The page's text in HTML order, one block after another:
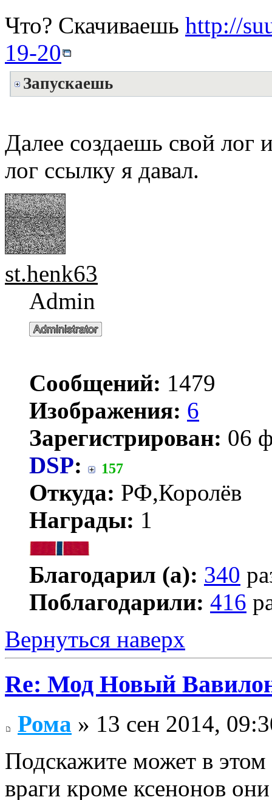
Что? Скачиваешь http://
19-20
Запускаешь
Далее создаешь свой лог
лог ссылку я давал.
st.henk63
Admin
Сообщений: 1479
Изображения: 6
Зарегистрирован: 06
DSP: 157
Откуда: РФ,Королёв
Награды: 1
Благодарил (а): 340
Поблагодарили: 416
Вернуться наверх
Re: Мод Новый
Рома » 13 сен 2014,
Подскажите может в
враги кроме ксенонов